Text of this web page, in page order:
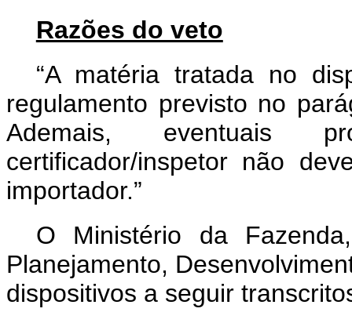
Razões do veto
“A matéria tratada no
regulamento previsto no
Ademais, eventuais
certificador/inspetor não
importador.”
O Ministério da
Planejamento,
dispositivos a seguir